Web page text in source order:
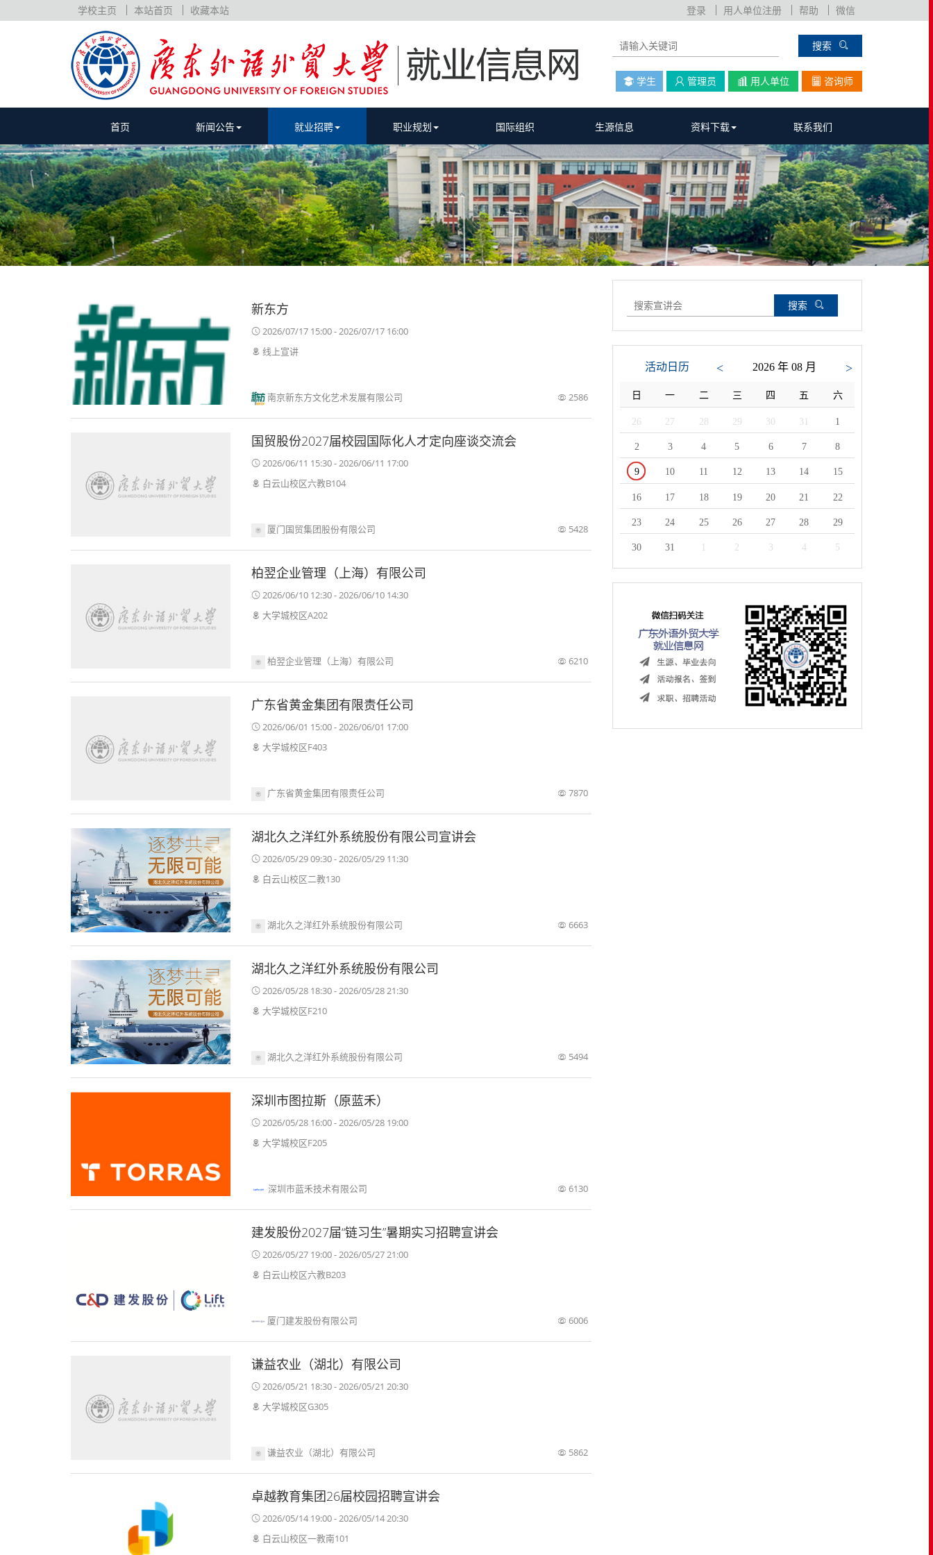
学校主页 本站首页 收藏本站 登录 用人单位注册 帮助 微信
搜索
学生 管理员 用人单位 咨询师
首页 新闻公告 就业招聘 职业规划 国际组织 生源信息 资料下载 联系我们
新东方
2026/07/17 15:00 - 2026/07/17 16:00
线上宣讲
南京新东方文化艺术发展有限公司 2586
国贸股份2027届校园国际化人才定向座谈交流会
2026/06/11 15:30 - 2026/06/11 17:00
白云山校区六教B104
厦门国贸集团股份有限公司 5428
柏翌企业管理（上海）有限公司
2026/06/10 12:30 - 2026/06/10 14:30
大学城校区A202
柏翌企业管理（上海）有限公司 6210
广东省黄金集团有限责任公司
2026/06/01 15:00 - 2026/06/01 17:00
大学城校区F403
广东省黄金集团有限责任公司 7870
湖北久之洋红外系统股份有限公司宣讲会
2026/05/29 09:30 - 2026/05/29 11:30
白云山校区二教130
湖北久之洋红外系统股份有限公司 6663
湖北久之洋红外系统股份有限公司
2026/05/28 18:30 - 2026/05/28 21:30
大学城校区F210
湖北久之洋红外系统股份有限公司 5494
深圳市图拉斯（原蓝禾）
2026/05/28 16:00 - 2026/05/28 19:00
大学城校区F205
深圳市蓝禾技术有限公司 6130
建发股份2027届“链习生”暑期实习招聘宣讲会
2026/05/27 19:00 - 2026/05/27 21:00
白云山校区六教B203
厦门建发股份有限公司 6006
谦益农业（湖北）有限公司
2026/05/21 18:30 - 2026/05/21 20:30
大学城校区G305
谦益农业（湖北）有限公司 5862
卓越教育集团26届校园招聘宣讲会
2026/05/14 19:00 - 2026/05/14 20:30
白云山校区一教南101
搜索
活动日历 < 2026 年 08 月 >
日 一 二 三 四 五 六
26 27 28 29 30 31 1
2 3 4 5 6 7 8
9 10 11 12 13 14 15
16 17 18 19 20 21 22
23 24 25 26 27 28 29
30 31 2 3 4 5